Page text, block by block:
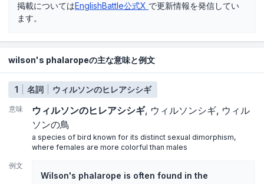
掲載についてはEnglishBattle公式X で更新情報を発信してい
ます。
wilson's phalaropeの主な意味と例文
1 名詞 ウィルソンのヒレアシシギ
意味 ウィルソンのヒレアシシギ ウィルソンシギ ウィル
ソンの鳥
a species of bird known for its distinct sexual dimorphism,
where females are more colorful than males
例文
Wilson's phalarope is often found in the